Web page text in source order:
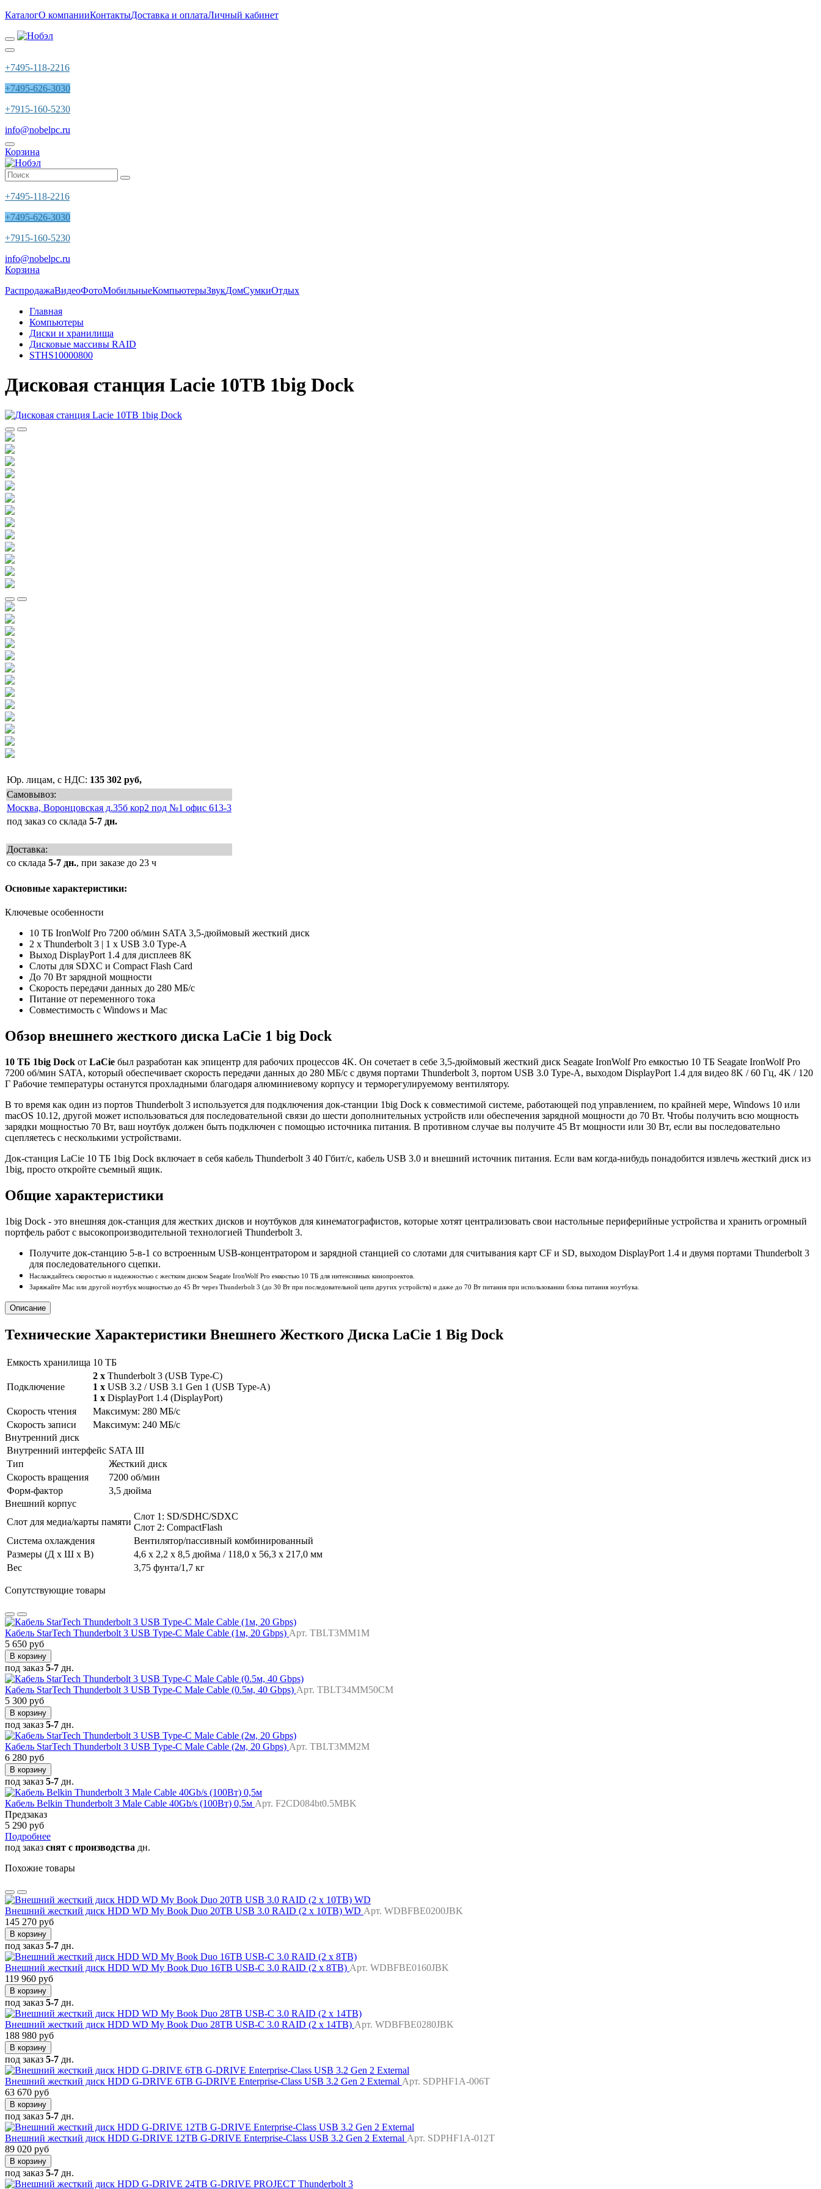
КаталогО компанииКонтактыДоставка и оплатаЛичный кабинет
+7495-118-2216
+7495-626-3030
+7915-160-5230
info@nobelpc.ru
Корзина
+7495-118-2216
+7495-626-3030
+7915-160-5230
info@nobelpc.ru
Корзина
РаспродажаВидеоФотоМобильныеКомпьютерыЗвукДомСумкиОтдых
Главная
Компьютеры
Диски и хранилища
Дисковые массивы RAID
STHS10000800
Дисковая станция Lacie 10TB 1big Dock
Юр. лицам, с НДС: 135 302 руб,
Самовывоз:
Москва, Воронцовская д.35б кор2 под №1 офис 613-3
под заказ со склада 5-7 дн.
Доставка:
со склада 5-7 дн., при заказе до 23 ч
Основные характеристики:
Ключевые особенности
10 ТБ IronWolf Pro 7200 об/мин SATA 3,5-дюймовый жесткий диск
2 x Thunderbolt 3 | 1 x USB 3.0 Type-A
Выход DisplayPort 1.4 для дисплеев 8K
Слоты для SDXC и Compact Flash Card
До 70 Вт зарядной мощности
Скорость передачи данных до 280 МБ/с
Питание от переменного тока
Совместимость с Windows и Mac
Обзор внешнего жесткого диска LaCie 1 big Dock
10 ТБ 1big Dock от LaCie был разработан как эпицентр для рабочих процессов 4K. Он сочетает в себе 3,5-дюймовый жесткий диск Seagate IronWolf Pro емкостью 10 ТБ Seagate IronWolf Pro
7200 об/мин SATA, который обеспечивает скорость передачи данных до 280 МБ/с с двумя портами Thunderbolt 3, портом USB 3.0 Type-A, выходом DisplayPort 1.4 для видео 8K / 60 Гц, 4K / 120
Г Рабочие температуры останутся прохладными благодаря алюминиевому корпусу и терморегулируемому вентилятору.
В то время как один из портов Thunderbolt 3 используется для подключения док-станции 1big Dock к совместимой системе, работающей под управлением, по крайней мере, Windows 10 или
macOS 10.12, другой может использоваться для последовательной связи до шести дополнительных устройств или обеспечения зарядной мощности до 70 Вт. Чтобы получить всю мощность
зарядки мощностью 70 Вт, ваш ноутбук должен быть подключен с помощью источника питания. В противном случае вы получите 45 Вт мощности или 30 Вт, если вы последовательно
сцепляетесь с несколькими устройствами.
Док-станция LaCie 10 ТБ 1big Dock включает в себя кабель Thunderbolt 3 40 Гбит/с, кабель USB 3.0 и внешний источник питания. Если вам когда-нибудь понадобится извлечь жесткий диск из
1big, просто откройте съемный ящик.
Общие характеристики
1big Dock - это внешняя док-станция для жестких дисков и ноутбуков для кинематографистов, которые хотят централизовать свои настольные периферийные устройства и хранить огромный
портфель работ с высокопроизводительной технологией Thunderbolt 3.
Получите док-станцию 5-в-1 со встроенным USB-концентратором и зарядной станцией со слотами для считывания карт CF и SD, выходом DisplayPort 1.4 и двумя портами Thunderbolt 3
для последовательного сцепки.
Наслаждайтесь скоростью и надежностью с жестким диском Seagate IronWolf Pro емкостью 10 ТБ для интенсивных кинопроектов.
Заряжайте Mac или другой ноутбук мощностью до 45 Вт через Thunderbolt 3 (до 30 Вт при последовательной цепи других устройств) и даже до 70 Вт питания при использовании блока питания ноутбука.
Описание
Технические Характеристики Внешнего Жесткого Диска LaCie 1 Big Dock
Емкость хранилища 10 ТБ
Подключение
2 x Thunderbolt 3 (USB Type-C)
1 x USB 3.2 / USB 3.1 Gen 1 (USB Type-A)
1 x DisplayPort 1.4 (DisplayPort)
Скорость чтения
Максимум: 280 МБ/с
Скорость записи
Максимум: 240 МБ/с
Внутренний диск
Внутренний интерфейс SATA III
Тип
Жесткий диск
Скорость вращения
7200 об/мин
Форм-фактор
3,5 дюйма
Внешний корпус
Слот для медиа/карты памяти
Слот 1: SD/SDHC/SDXC
Слот 2: CompactFlash
Система охлаждения
Вентилятор/пассивный комбинированный
Размеры (Д x Ш x В)
4,6 x 2,2 x 8,5 дюйма / 118,0 x 56,3 x 217,0 мм
Вес
3,75 фунта/1,7 кг
Сопутствующие товары
Кабель StarTech Thunderbolt 3 USB Type-C Male Cable (1м, 20 Gbps) Арт. TBLT3MM1M
5 650 руб
В корзину
под заказ 5-7 дн.
Кабель StarTech Thunderbolt 3 USB Type-C Male Cable (0.5м, 40 Gbps) Арт. TBLT34MM50CM
5 300 руб
В корзину
под заказ 5-7 дн.
Кабель StarTech Thunderbolt 3 USB Type-C Male Cable (2м, 20 Gbps) Арт. TBLT3MM2M
6 280 руб
В корзину
под заказ 5-7 дн.
Кабель Belkin Thunderbolt 3 Male Cable 40Gb/s (100Вт) 0,5м Арт. F2CD084bt0.5MBK
Предзаказ
5 290 руб
Подробнее
под заказ снят с производства дн.
Похожие товары
Внешний жесткий диск HDD WD My Book Duo 20TB USB 3.0 RAID (2 x 10TB) WD Арт. WDBFBE0200JBK
145 270 руб
В корзину
под заказ 5-7 дн.
Внешний жесткий диск HDD WD My Book Duo 16TB USB-C 3.0 RAID (2 x 8TB) Арт. WDBFBE0160JBK
119 960 руб
В корзину
под заказ 5-7 дн.
Внешний жесткий диск HDD WD My Book Duo 28TB USB-C 3.0 RAID (2 x 14TB) Арт. WDBFBE0280JBK
188 980 руб
В корзину
под заказ 5-7 дн.
Внешний жесткий диск HDD G-DRIVE 6TB G-DRIVE Enterprise-Class USB 3.2 Gen 2 External Арт. SDPHF1A-006T
63 670 руб
В корзину
под заказ 5-7 дн.
Внешний жесткий диск HDD G-DRIVE 12TB G-DRIVE Enterprise-Class USB 3.2 Gen 2 External Арт. SDPHF1A-012T
89 020 руб
В корзину
под заказ 5-7 дн.